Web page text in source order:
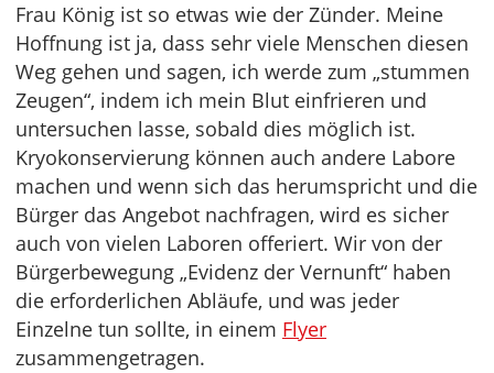
Frau König ist so etwas wie der Zünder. Meine
Hoffnung ist ja, dass sehr viele Menschen diesen
Weg gehen und sagen, ich werde zum „stummen
Zeugen“, indem ich mein Blut einfrieren und
untersuchen lasse, sobald dies möglich ist.
Kryokonservierung können auch andere Labore
machen und wenn sich das herumspricht und die
Bürger das Angebot nachfragen, wird es sicher
auch von vielen Laboren offeriert. Wir von der
Bürgerbewegung „Evidenz der Vernunft“ haben
die erforderlichen Abläufe, und was jeder
Einzelne tun sollte, in einem Flyer
zusammengetragen.